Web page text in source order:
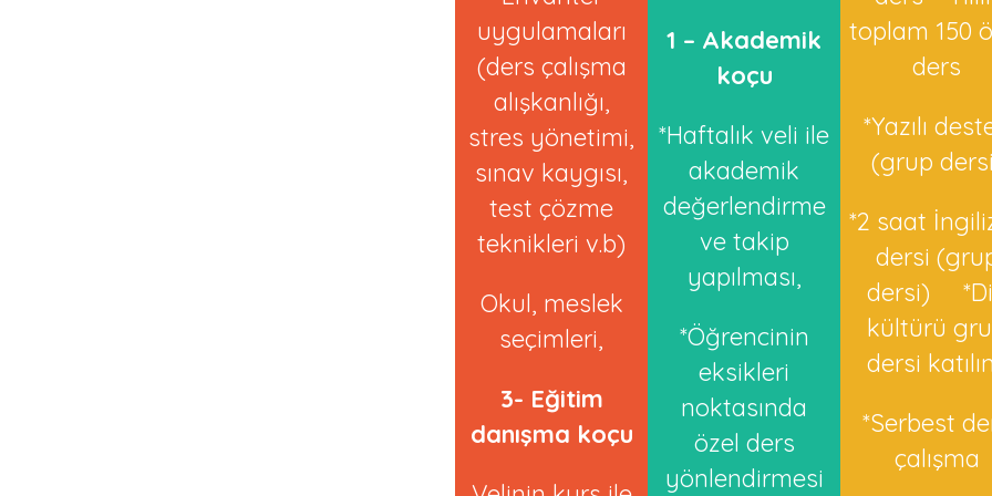
uygulamaları
(ders çalışma
alışkanlığı,
stres yönetimi,
sınav kaygısı,
test çözme
teknikleri v.b)
Okul, meslek
seçimleri,
3- Eğitim
danışma koçu
1 – Akademik
koçu
*Haftalık veli ile
akademik
değerlendirme
ve takip
yapılması,
*Öğrencinin
eksikleri
noktasında
özel ders
yönlendirmesi
toplam 150
ders
*Yazılı
(grup
*2 saat
dersi
dersi)
kültürü
dersi
*Serbest
çalışma